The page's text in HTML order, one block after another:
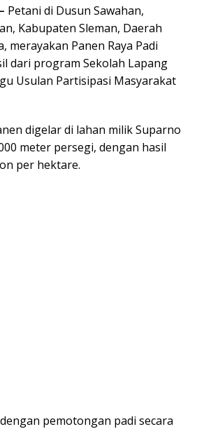
Petani di Dusun Sawahan,
Kabupaten Sleman, Daerah
merayakan Panen Raya Padi
dari program Sekolah Lapang
Usulan Partisipasi Masyarakat
digelar di lahan milik Suparno
meter persegi, dengan hasil
per hektare.
pemotongan padi secara